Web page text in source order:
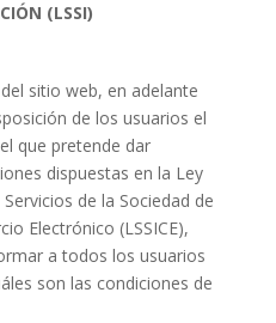
(LSSI)
sitio web, en adelante
de los usuarios el
que pretende dar
dispuestas en la Ley
de la Sociedad de
Electrónico (LSSICE),
a todos los usuarios
son las condiciones de